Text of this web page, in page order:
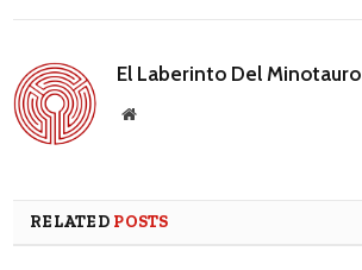
El Laberinto Del Minotauro
Website
RELATED POSTS